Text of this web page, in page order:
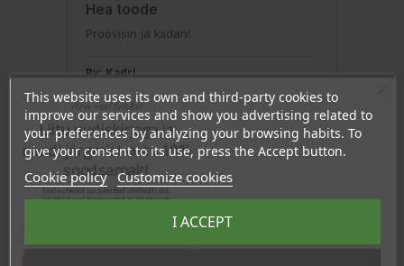
Hea toode
Proovisin ja kiidan!
By: Kadri
Feb 12, 2024
Rating:
MANTELILLA JA
This website uses its own and third-party cookies to
improve our services and show you advertising related to
your preferences by analyzing your browsing habits. To
give your consent to its use, press the Accept button.
Cookie policy Customize cookies
I ACCEPT
Ära veel lahku!
Liitu uudiskirjaga ja
naudi järgmist ostu 10%
soodsamalt!
Sind ootavad spetsiaalsed allahindlused,
eksklusiivsed kampaaniad ja kingitused!